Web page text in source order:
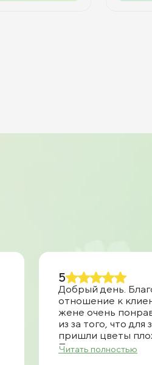
5
Добрый день.
отношение к
жене очень
из за того, что для
пришли цветы
Позвонили,
Читать полностью